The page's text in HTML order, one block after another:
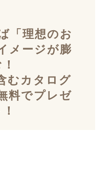
「理想のお
メージが膨
むカタログ
料でプレゼ